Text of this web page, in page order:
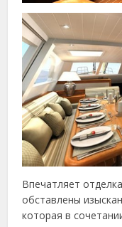
Впечатляет
обставлены
которая в